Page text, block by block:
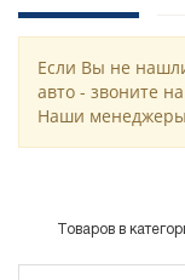
Если Вы не
авто - звоните
Наши
Товаров в